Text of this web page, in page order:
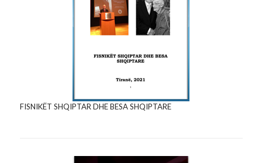
FISNIKËT SHQIPTAR DHE BESA SHQIPTARE